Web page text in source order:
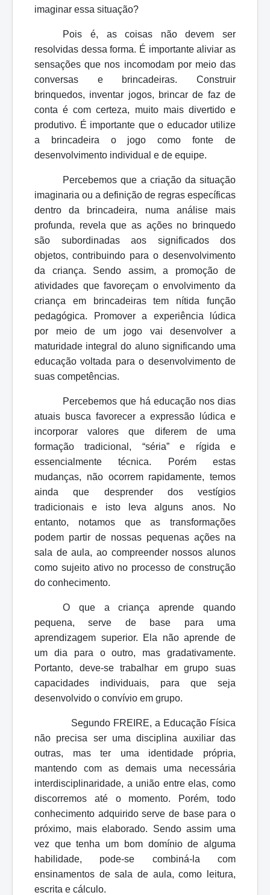
imaginar essa situação?
Pois é, as coisas não devem ser
resolvidas dessa forma. É importante aliviar as
sensações que nos incomodam por meio das
conversas e brincadeiras. Construir
brinquedos, inventar jogos, brincar de faz de
conta é com certeza, muito mais divertido e
produtivo. É importante que o educador utilize
a brincadeira o jogo como fonte de
desenvolvimento individual e de equipe.
Percebemos que a criação da situação
imaginaria ou a definição de regras específicas
dentro da brincadeira, numa análise mais
profunda, revela que as ações no brinquedo
são subordinadas aos significados dos
objetos, contribuindo para o desenvolvimento
da criança. Sendo assim, a promoção de
atividades que favoreçam o envolvimento da
criança em brincadeiras tem nítida função
pedagógica. Promover a experiência lúdica
por meio de um jogo vai desenvolver a
maturidade integral do aluno significando uma
educação voltada para o desenvolvimento de
suas competências.
Percebemos que há educação nos dias
atuais busca favorecer a expressão lúdica e
incorporar valores que diferem de uma
formação tradicional, “séria” e rígida e
essencialmente técnica. Porém estas
mudanças, não ocorrem rapidamente, temos
ainda que desprender dos vestígios
tradicionais e isto leva alguns anos. No
entanto, notamos que as transformações
podem partir de nossas pequenas ações na
sala de aula, ao compreender nossos alunos
como sujeito ativo no processo de construção
do conhecimento.
O que a criança aprende quando
pequena, serve de base para uma
aprendizagem superior. Ela não aprende de
um dia para o outro, mas gradativamente.
Portanto, deve-se trabalhar em grupo suas
capacidades individuais, para que seja
desenvolvido o convívio em grupo.
Segundo FREIRE, a Educação Física
não precisa ser uma disciplina auxiliar das
outras, mas ter uma identidade própria,
mantendo com as demais uma necessária
interdisciplinaridade, a união entre elas, como
discorremos até o momento. Porém, todo
conhecimento adquirido serve de base para o
próximo, mais elaborado. Sendo assim uma
vez que tenha um bom domínio de alguma
habilidade, pode-se combiná-la com
ensinamentos de sala de aula, como leitura,
escrita e cálculo.